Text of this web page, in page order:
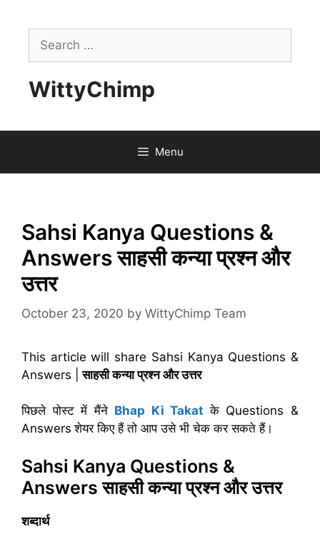
contentSearch
for:
WittyChimp
Menu
Sahsi Kanya Questions &
Answers साहसी कन्या प्रश्न और
उत्तर
October 23, 2020 by WittyChimp Team
This article will share Sahsi Kanya Questions &
Answers |
साहसी कन्या प्रश्न और उत्तर
पिछले पोस्ट में मैंने Bhap Ki Takat के Questions &
Answers शेयर किए हैं तो आप उसे भी चेक कर सकते हैं।
Sahsi Kanya Questions &
Answers साहसी कन्या प्रश्न और उत्तर
शब्दार्थ